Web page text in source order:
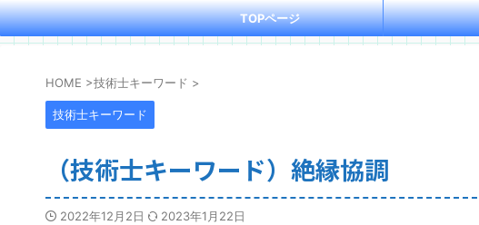
TOPページ
HOME >技術士キーワード >
技術士キーワード
（技術士キーワード）絶縁協調
2022年12月2日 2023年1月22日